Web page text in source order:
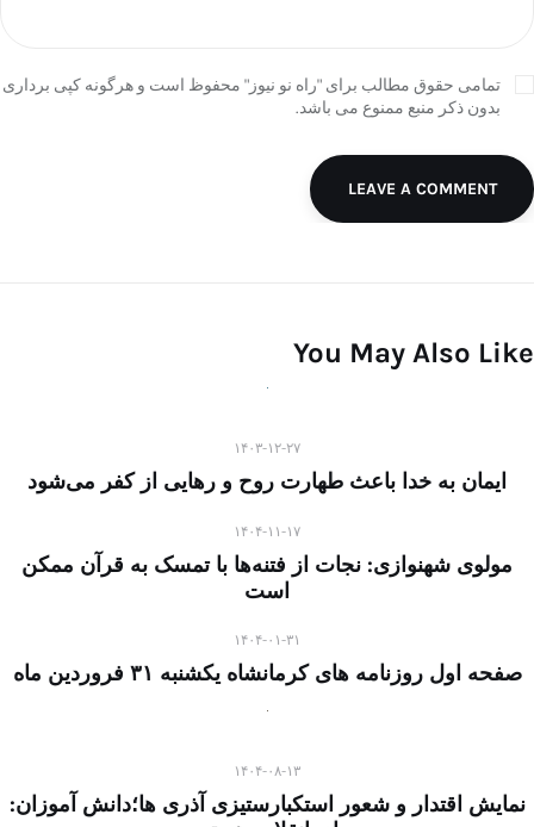
تمامی حقوق مطالب برای "راه نو نیوز" محفوظ است و هرگونه کپی برداری
بدون ذکر منبع ممنوع می باشد.
LEAVE A COMMENT
You May Also Like
۱۴۰۳-۱۲-۲۷
ایمان به خدا باعث طهارت روح و رهایی از کفر می‌شود
۱۴۰۴-۱۱-۱۷
مولوی شهنوازی: نجات از فتنه‌ها با تمسک به قرآن ممکن
است
۱۴۰۴-۰۱-۳۱
صفحه اول روزنامه های کرمانشاه یکشنبه ۳۱ فروردین ماه
۱۴۰۴-۰۸-۱۳
نمایش اقتدار و شعور استکبارستیزی آذری ها؛دانش آموزان: